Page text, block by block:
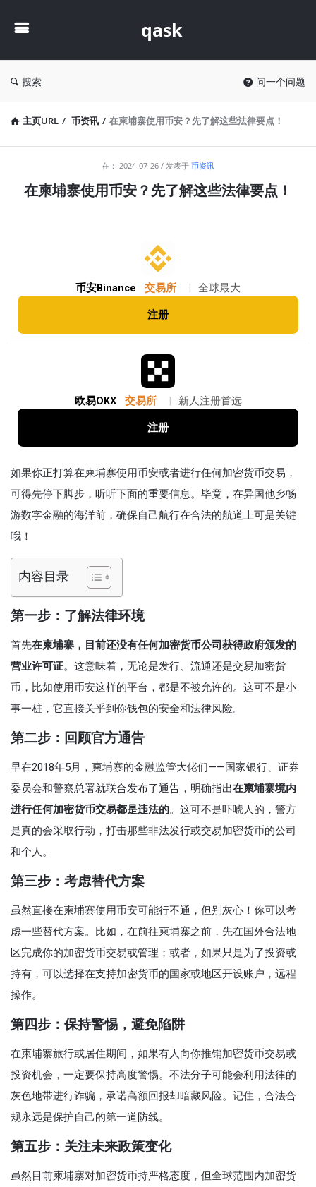
qask
搜索 问一个问题
主页URL / 币资讯 / 在柬埔寨使用币安？先了解这些法律要点！
最
在： 2024-07-26 发表于 币资讯
在柬埔寨使用币安？先了解这些法律要点！
币安Binance 交易所 全球最大
注册
欧易OKX 交易所 新人注册首选
注册
如果你正打算在柬埔寨使用币安或者进行任何加密货币交易，
可得先停下脚步，听听下面的重要信息。毕竟，在异国他乡畅
游数字金融的海洋前，确保自己航行在合法的航道上可是关键
哦！
内容目录
第一步：了解法律环境
首先在柬埔寨，目前还没有任何加密货币公司获得政府颁发的
营业许可证。这意味着，无论是发行、流通还是交易加密货
币，比如使用币安这样的平台，都是不被允许的。这可不是小
事一桩，它直接关乎到你钱包的安全和法律风险。
第二步：回顾官方通告
早在2018年5月，柬埔寨的金融监管大佬们——国家银行、证券
委员会和警察总署就联合发布了通告，明确指出在柬埔寨境内
进行任何加密货币交易都是违法的。这可不是吓唬人的，警方
是真的会采取行动，打击那些非法发行或交易加密货币的公司
和个人。
第三步：考虑替代方案
虽然直接在柬埔寨使用币安可能行不通，但别灰心！你可以考
虑一些替代方案。比如，在前往柬埔寨之前，先在国外合法地
区完成你的加密货币交易或管理；或者，如果只是为了投资或
持有，可以选择在支持加密货币的国家或地区开设账户，远程
操作。
第四步：保持警惕，避免陷阱
在柬埔寨旅行或居住期间，如果有人向你推销加密货币交易或
投资机会，一定要保持高度警惕。不法分子可能会利用法律的
灰色地带进行诈骗，承诺高额回报却暗藏风险。记住，合法合
规永远是保护自己的第一道防线。
第五步：关注未来政策变化
虽然目前柬埔寨对加密货币持严格态度，但全球范围内加密货